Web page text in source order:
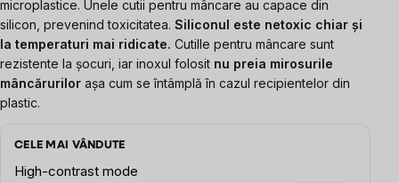
microplastice. Unele cutii pentru mâncare au capace din
silicon, prevenind toxicitatea. Siliconul este netoxic chiar și
la temperaturi mai ridicate. Cutille pentru mâncare sunt
rezistente la șocuri, iar inoxul folosit nu preia mirosurile
mâncărurilor așa cum se întâmplă în cazul recipientelor din
plastic.
CELE MAI VÂNDUTE
High-contrast mode